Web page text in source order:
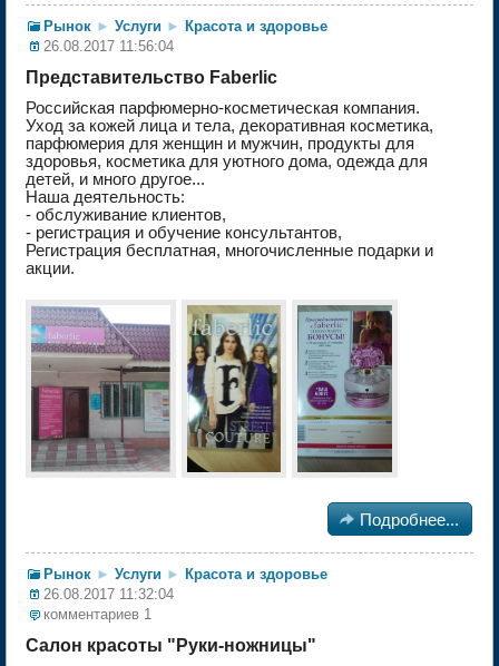
Рынок ► Услуги ► Красота и здоровье
26.08.2017 11:56:04
Представительство Faberlic
Российская парфюмерно-косметическая компания.
Уход за кожей лица и тела, декоративная косметика,
парфюмерия для женщин и мужчин, продукты для
здоровья, косметика для уютного дома, одежда для
детей, и много другое...
Наша деятельность:
- обслуживание клиентов,
- регистрация и обучение консультантов,
Регистрация бесплатная, многочисленные подарки и
акции.
 Подробнее...
Рынок ► Услуги ► Красота и здоровье
26.08.2017 11:32:04
комментариев 1
Салон красоты "Руки-ножницы"